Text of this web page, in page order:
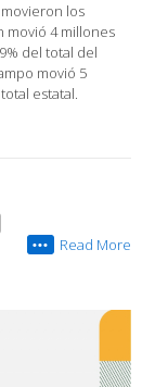
los
movió 4 millones
del total del
movió 5
estatal.
Read More
•••